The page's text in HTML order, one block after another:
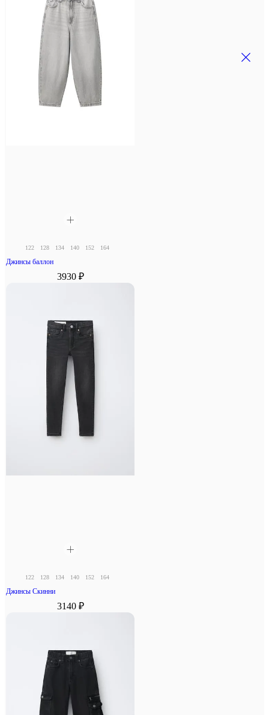
122 128 134 140 152 164
Джинсы баллон
3930 ₽
122 128 134 140 152 164
Джинсы Скинни
3140 ₽